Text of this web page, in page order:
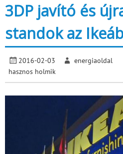
3DP javító és
standok az
2016-02-03 energiaoldal
hasznos holmik